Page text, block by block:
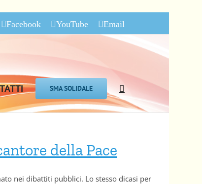
Facebook YouTube
Email
SMA SOLIDALE
della Pace
nei dibattiti pubblici. Lo stesso dicasi per